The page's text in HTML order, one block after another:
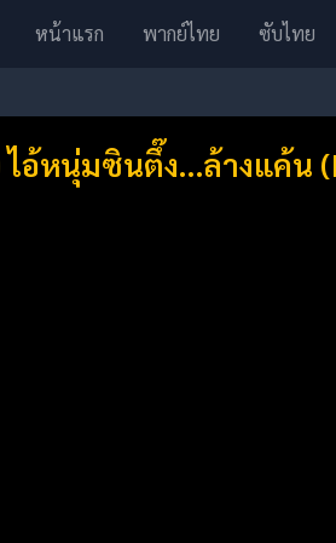
หน้าแรก พากย์ไทย ซับไทย
ไอ้หนุ่มซินตึ๊ง…ล้างแค้น